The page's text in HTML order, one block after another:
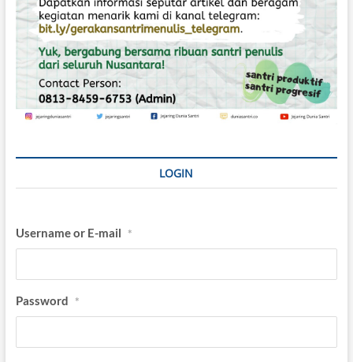
n
u
s
a
M
o
d
e
LOGIN
Username or E-mail *
Password *